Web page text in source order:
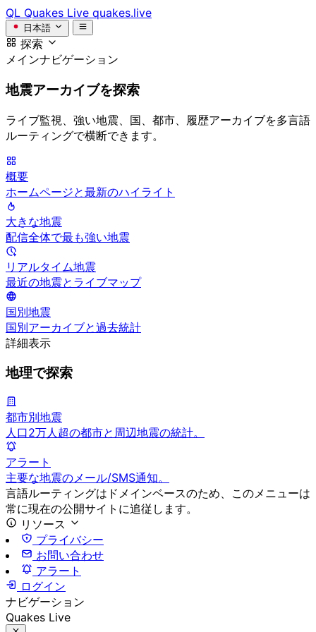
QL Quakes Live quakes.live
日本語
探索
メインナビゲーション
地震アーカイブを探索
ライブ監視、強い地震、国、都市、履歴アーカイブを多言語
ルーティングで横断できます。
概要
ホームページと最新のハイライト
大きな地震
配信全体で最も強い地震
リアルタイム地震
最近の地震とライブマップ
国別地震
国別アーカイブと過去統計
詳細表示
地理で探索
都市別地震
人口2万人超の都市と周辺地震の統計。
アラート
主要な地震のメール/SMS通知。
言語ルーティングはドメインベースのため、このメニューは
常に現在の公開サイトに追従します。
リソース
プライバシー
お問い合わせ
アラート
ログイン
ナビゲーション
Quakes Live